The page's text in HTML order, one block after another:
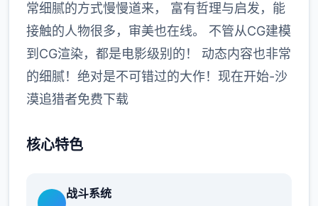
常细腻的方式慢慢道来， 富有哲理与启发，能
接触的人物很多，审美也在线。 不管从CG建模
到CG渲染，都是电影级别的！ 动态内容也非常
的细腻！绝对是不可错过的大作！现在开始-沙
漠追猎者免费下载
核心特色
战斗系统